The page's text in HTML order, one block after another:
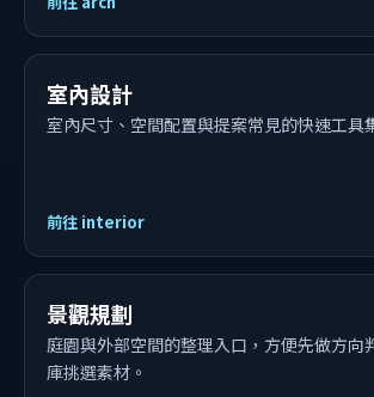
室內設計
室內尺寸、空間配置與提案常見的快速工具
前往 interior
景觀規劃
庭園與外部空間的整理入口，方便先做方向
庫挑選素材。